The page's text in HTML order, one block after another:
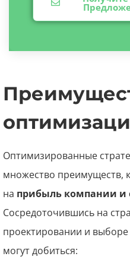
Оптимизированные
множество преимуществ,
на прибыль компании и
Сосредоточившись на
проектировании и
могут добиться: